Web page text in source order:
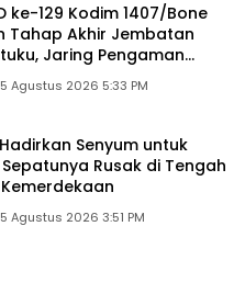
ke-129 Kodim 1407/Bone
Tahap Akhir Jembatan
Jaring Pengaman
Agustus 2026 5:33 PM
Senyum untuk
Rusak di Tengah
Agustus 2026 3:51 PM